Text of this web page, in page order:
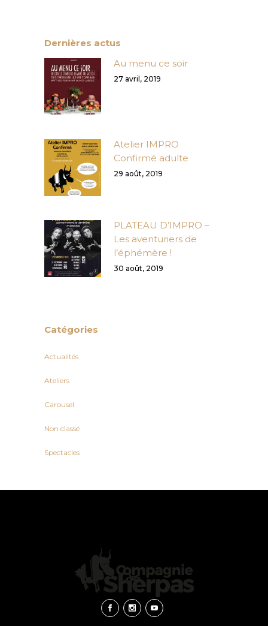
Dernières actus
Au menu ce soir
27 avril, 2019
Atelier IMPRO
Confirmé adulte
29 août, 2019
PLATEAU D’IMPRO –
Les aventuriers de
l’éphémère !
30 août, 2019
Catégories
Actualités
Ateliers
Carousel
Non classé
Spectacles